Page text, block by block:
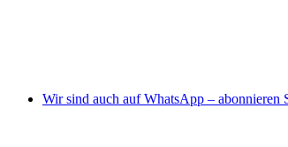
Wir sind auch auf WhatsApp – abonnieren